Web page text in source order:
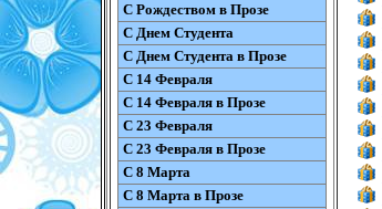
С Рождеством в Прозе
С Днем Студента
С Днем Студента в Прозе
С 14 Февраля
С 14 Февраля в Прозе
С 23 Февраля
С 23 Февраля в Прозе
С 8 Марта
С 8 Марта в Прозе